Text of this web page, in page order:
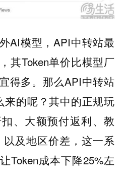
AI模型，API中转站最
其Token单价比模型厂
得多。那么API中转站
来的呢？其中的正规玩
、大额预付返利、教
及地区价差，这一系
Token成本下降25%左